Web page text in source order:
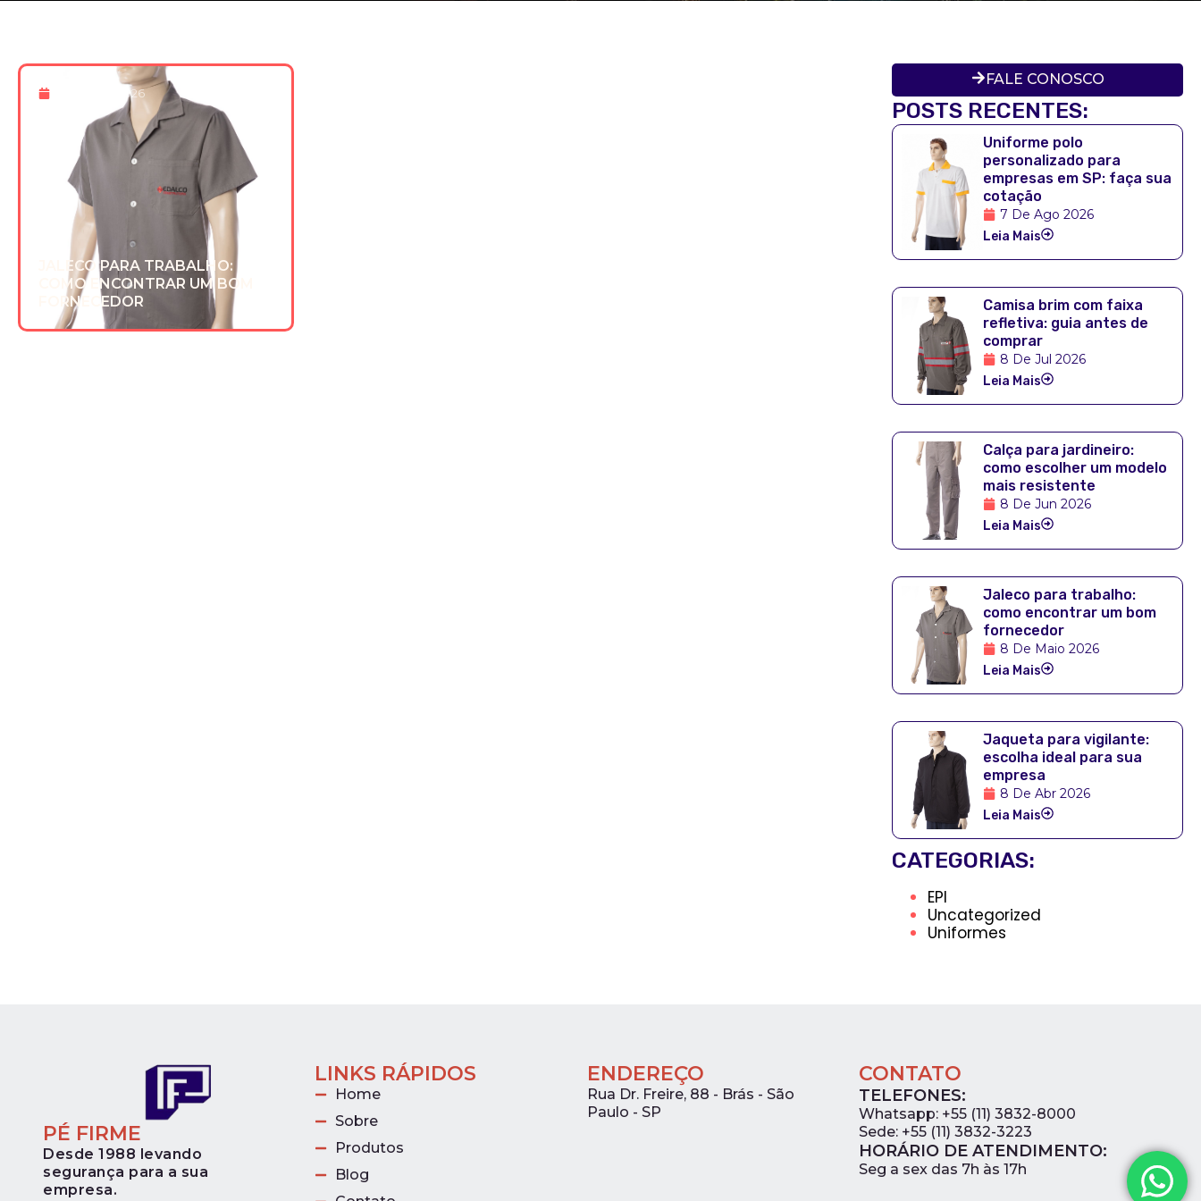
8 De Maio 2026
JALECO PARA TRABALHO:
COMO ENCONTRAR UM BOM
FORNECEDOR
FALE CONOSCO
POSTS RECENTES:
Uniforme polo
personalizado para
empresas em SP: faça sua
cotação
7 De Ago 2026
Leia Mais
Camisa brim com faixa
refletiva: guia antes de
comprar
8 De Jul 2026
Leia Mais
Calça para jardineiro:
como escolher um modelo
mais resistente
8 De Jun 2026
Leia Mais
Jaleco para trabalho:
como encontrar um bom
fornecedor
8 De Maio 2026
Leia Mais
Jaqueta para vigilante:
escolha ideal para sua
empresa
8 De Abr 2026
Leia Mais
CATEGORIAS:
EPI
Uncategorized
Uniformes
PÉ FIRME
Desde 1988 levando
segurança para a sua
empresa.
LINKS RÁPIDOS
Home
Sobre
Produtos
Blog
ENDEREÇO
Rua Dr. Freire, 88 - Brás - São
Paulo - SP
CONTATO
TELEFONES:
Whatsapp: +55 (11) 3832-8000
Sede: +55 (11) 3832-3223
HORÁRIO DE ATENDIMENTO:
Seg a sex das 7h às 17h
0